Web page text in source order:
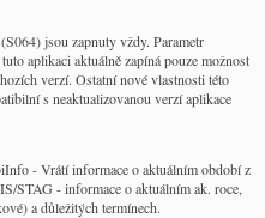
jsou zapnuty vždy. Parametr
aplikaci aktuálně zapíná pouze možnost
verzí. Ostatní nové vlastnosti této
s neaktualizovanou verzí aplikace
- Vrátí informace o aktuálním období z
STAG - informace o aktuálním ak. roce,
a důležitých termínech.